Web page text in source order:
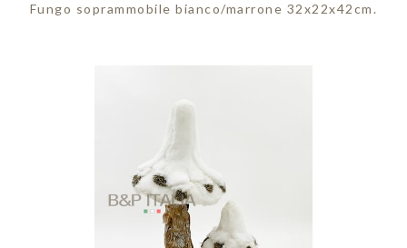
Fungo soprammobile bianco/marrone 32x22x42cm.